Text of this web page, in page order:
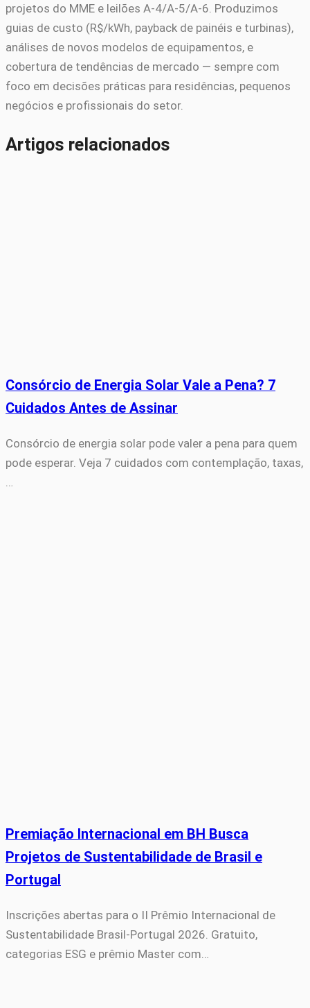
projetos do MME e leilões A-4/A-5/A-6. Produzimos
guias de custo (R$/kWh, payback de painéis e turbinas),
análises de novos modelos de equipamentos, e
cobertura de tendências de mercado — sempre com
foco em decisões práticas para residências, pequenos
negócios e profissionais do setor.
Artigos relacionados
Consórcio de Energia Solar Vale a Pena? 7
Cuidados Antes de Assinar
Consórcio de energia solar pode valer a pena para quem
pode esperar. Veja 7 cuidados com contemplação, taxas,
Premiação Internacional em BH Busca
Projetos de Sustentabilidade de Brasil e
Portugal
Inscrições abertas para o II Prêmio Internacional de
Sustentabilidade Brasil-Portugal 2026. Gratuito,
categorias ESG e prêmio Master com…